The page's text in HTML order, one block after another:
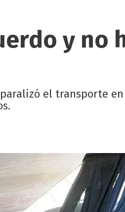
y no
el transporte